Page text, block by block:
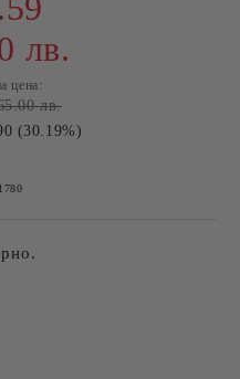
лв.
цена:
лв.
(30.19%)